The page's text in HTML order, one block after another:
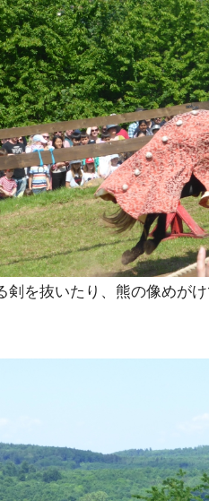
剣を抜いたり、熊の像めが